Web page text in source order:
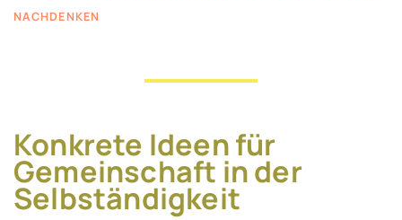
NACHDENKEN
Konkrete Ideen für
Gemeinschaft in der
Selbständigkeit